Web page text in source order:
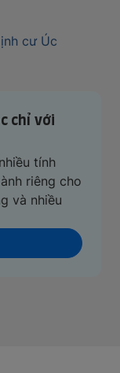
cư Úc
chỉ với
tính
riêng cho
và nhiều